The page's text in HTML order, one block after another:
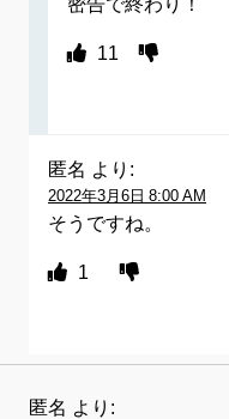
密告で終わり！
11
匿名 より:
2022年3月6日 8:00 AM
そうですね。
1
匿名 より: